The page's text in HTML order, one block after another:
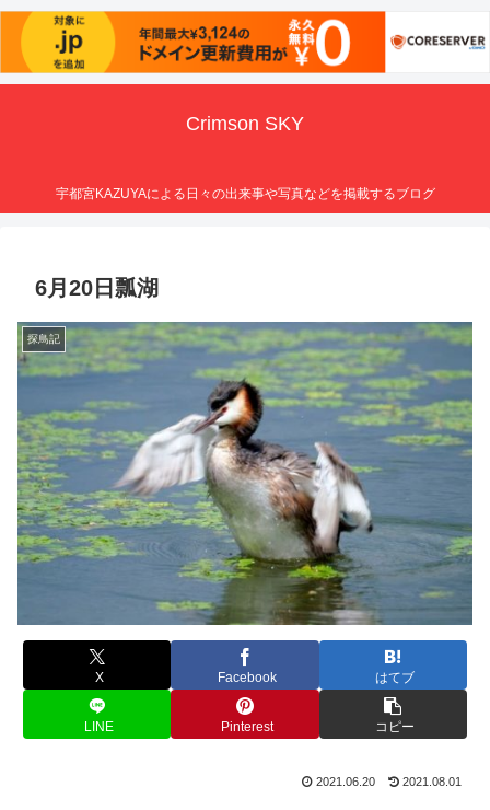
Crimson SKY
宇都宮KAZUYAによる日々の出来事や写真などを掲載するブログ
6月20日瓢湖
探鳥記
X Facebook はてブ
LINE Pinterest コピー
2021.06.20 2021.08.01